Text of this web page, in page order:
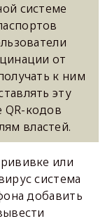
системе
от
к ним
эту
кодов
властей.
или
система
добавить